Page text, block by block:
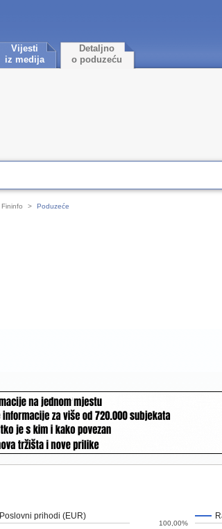
Vijesti
iz medija
Detaljno
o poduzeću
Fininfo > Poduzeće
Poslovni prihodi (EUR)
100,00%